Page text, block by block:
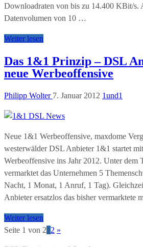
Downloadraten von bis zu 14.400 KBit/s.
Datenvolumen von 10 …
Weiter lesen
Das 1&1 Prinzip – DSL
neue Werbeoffensive
Philipp Wolter 7. Januar 2012 1und1
Neue 1&1 Werbeoffensive, maxdome
westerwälder DSL Anbieter 1&1 startet
Werbeoffensive ins Jahr 2012. Unter dem
vermarktet das Unternehmen 5
Nacht, 1 Monat, 1 Anruf, 1 Tag).
Anbieter ersatzlos das bisher vermarktete
Weiter lesen
Seite 1 von 21 2 »